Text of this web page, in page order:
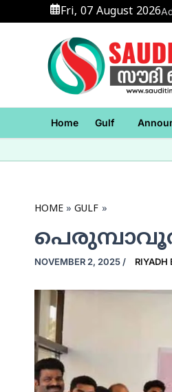
to
Fri, 07 August 2026
Home Gulf
HOME GULF
NOVEMBER 2, 2025 / RIYADH